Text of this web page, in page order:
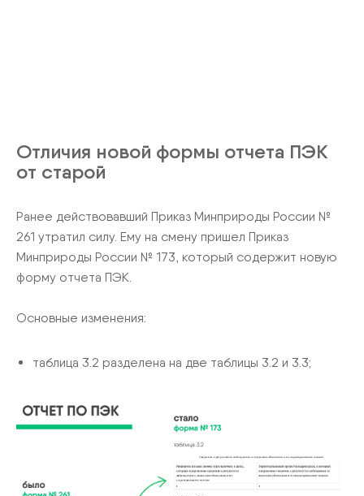
Отличия новой формы отчета ПЭК
от старой
Ранее действовавший Приказ Минприроды России №
261 утратил силу. Ему на смену пришел Приказ
Минприроды России № 173, который содержит новую
форму отчета ПЭК.
Основные изменения:
таблица 3.2 разделена на две таблицы 3.2 и 3.3;